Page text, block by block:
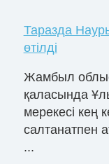
Таразда
өтілді
Жамбыл
қаласында
мерекесі кең
салтанатпен
...